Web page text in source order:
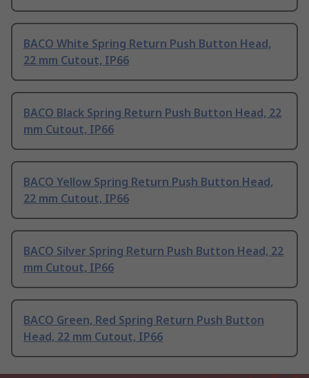
BACO White Spring Return Push Button Head,
22 mm Cutout, IP66
BACO Black Spring Return Push Button Head, 22
mm Cutout, IP66
BACO Yellow Spring Return Push Button Head,
22 mm Cutout, IP66
BACO Silver Spring Return Push Button Head, 22
mm Cutout, IP66
BACO Green, Red Spring Return Push Button
Head, 22 mm Cutout, IP66